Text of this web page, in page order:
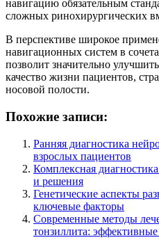
навигацию обязательным
сложных ринохирургических
В перспективе широкое
навигационных систем в
позволит значительно
качество жизни пациентов,
носовой полости.
Похожие записи:
Ранняя диагностика
взрослых пациентов
Комплексная
и решения
Генетические аспекты
ключевые факторы
Современные методы
тонзиллита: